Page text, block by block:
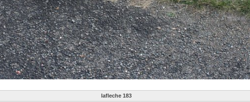
lafleche 183